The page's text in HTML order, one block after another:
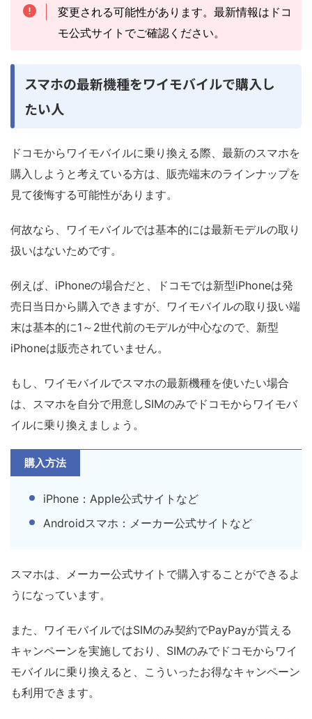
変更される可能性があります。最新情報はドコ
モ公式サイトでご確認ください。
スマホの最新機種をワイモバイルで購入し
たい人
ドコモからワイモバイルに乗り換える際、最新のスマホを
購入しようと考えている方は、販売端末のラインナップを
見て後悔する可能性があります。
何故なら、ワイモバイルでは基本的には最新モデルの取り
扱いはないためです。
例えば、iPhoneの場合だと、ドコモでは新型iPhoneは発
売日当日から購入できますが、ワイモバイルの取り扱い端
末は基本的に1～2世代前のモデルが中心なので、新型
iPhoneは販売されていません。
もし、ワイモバイルでスマホの最新機種を使いたい場合
は、スマホを自分で用意しSIMのみでドコモからワイモバ
イルに乗り換えましょう。
購入方法
iPhone：Apple公式サイトなど
Androidスマホ：メーカー公式サイトなど
スマホは、メーカー公式サイトで購入することができるよ
うになっています。
また、ワイモバイルではSIMのみ契約でPayPayが貰える
キャンペーンを実施しており、SIMのみでドコモからワイ
モバイルに乗り換えると、こういったお得なキャンペーン
も利用できます。